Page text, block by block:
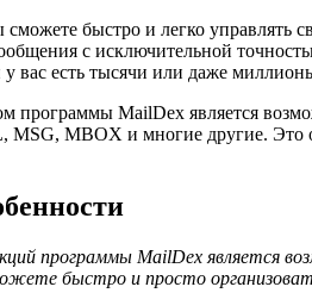
быстро и легко управлять
с исключительной
вас есть тысячи или даже
MailDex является
MSG, MBOX и многие другие. Это
программы MailDex является
быстро и просто